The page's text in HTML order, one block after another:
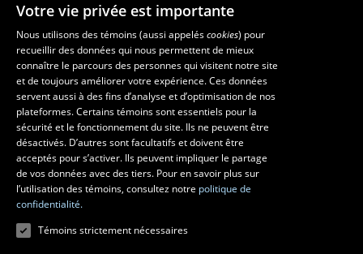
Faculté de musique
Pavillon Louis-Jacques-Casault
1055, avenue du Séminaire, Québec (Québec)  G1V 0A6
Téléphone: 418 656-7061
Suivez-nous sur Facebook
Suivez-nous sur YouTube
Votre vie privée est importante
Nous utilisons des témoins (aussi appeléscookies) pour
recueillir des données qui nous permettent de mieux
connaître le parcours des personnes qui visitent notre site
et de toujours améliorer votre expérience. Ces données
servent aussi à des fins d’analyse et d’optimisation de nos
plateformes. Certains témoins sont essentiels pour la
sécurité et le fonctionnement du site. Ils ne peuvent être
désactivés. D’autres sont facultatifs et doivent être
acceptés pour s’activer. Ils peuvent impliquer le partage
de vos données avec des tiers. Pour en savoir plus sur
l’utilisation des témoins, consultez notre politique de
confidentialité.
Témoins strictement nécessaires